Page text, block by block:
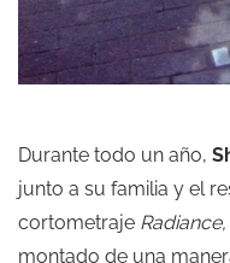
Durante todo un año,
junto a su familia y el
cortometraje
montado de una